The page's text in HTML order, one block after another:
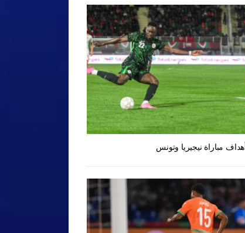
مباراة نيجيريا وتونس